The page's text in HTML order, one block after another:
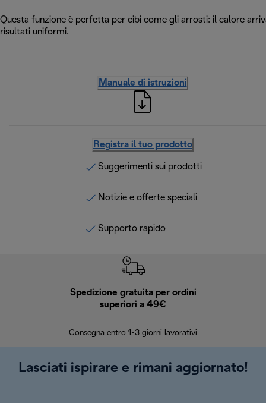
Questa funzione è perfetta per cibi come gli arrosti: il calore
risultati uniformi.
Manuale di istruzioni
Registra il tuo prodotto
Suggerimenti sui prodotti
Notizie e offerte speciali
Supporto rapido
Spedizione gratuita per ordini
superiori a 49€
Consegna entro 1-3 giorni lavorativi
Lasciati ispirare e rimani aggiornato!